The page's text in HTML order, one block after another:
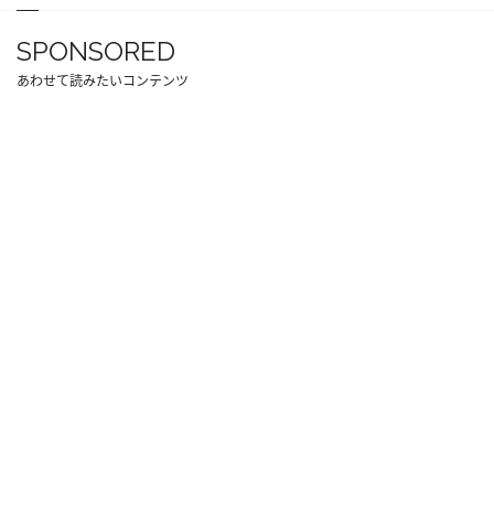
SPONSORED
あわせて読みたいコンテンツ